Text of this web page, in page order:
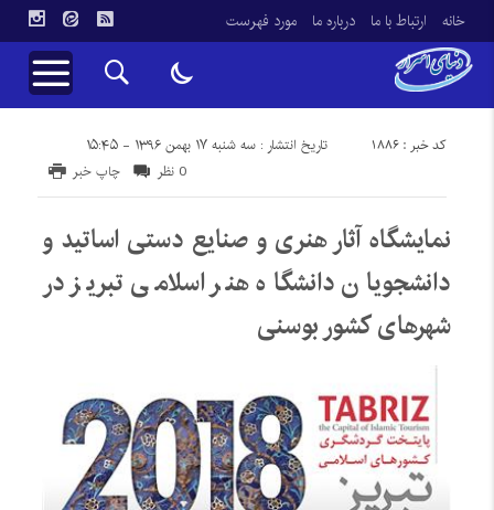
خانه ارتباط با ما درباره ما مورد فهرست
تاریخ انتشار : سه شنبه ۱۷ بهمن ۱۳۹۶ - ۱۵:۴۵ کد خبر : 1886
چاپ خبر 0 نظر
نمایشگاه آثار هنری و صنایع دستی اساتید و
دانشجویان دانشگاه هنر اسلامی تبریز در
شهرهای کشور بوسنی